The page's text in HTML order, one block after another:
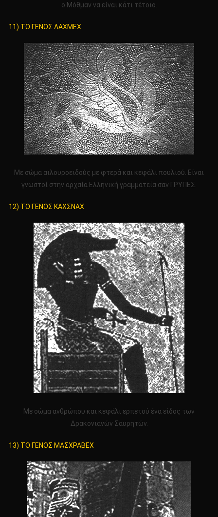
ο Μόθμαν να είναι κάτι τέτοιο.
11) ΤΟ ΓΕΝΟΣ ΛΑΧΜΕΧ
Με σώμα αιλουροειδούς με φτερά και κεφάλι πουλιού. Είναι
γνωστοί στην αρχαία Ελληνική γραμματεία σαν ΓΡΥΠΕΣ.
12) ΤΟ ΓΕΝΟΣ ΚΑΧΣΝΑΧ
Με σώμα ανθρώπου και κεφάλι ερπετού ένα είδος των
Δρακονιανών Σαυρητών.
13) ΤΟ ΓΕΝΟΣ ΜΑΣΧΡΑΒΕΧ